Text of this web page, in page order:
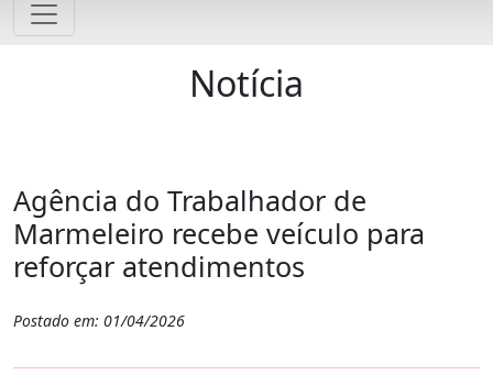
Notícia
Agência do Trabalhador de
Marmeleiro recebe veículo para
reforçar atendimentos
Postado em: 01/04/2026